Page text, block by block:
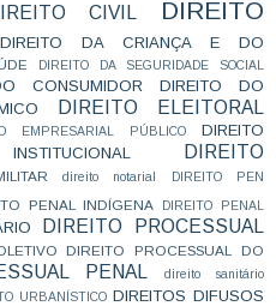
CIVIL
DIREITO
DIREITO DA CRIANÇA E DO
DIREITO DA SEGURIDADE SOCIAL
CONSUMIDOR
DIREITO DO
DIREITO ELEITORAL
EMPRESARIAL PÚBLICO
DIREITO
DIREITO
direito notarial DIREITO PEN
PENAL INDÍGENA
DIREITO PENAL
DIREITO PROCESSUAL
DIREITO PROCESSUAL DO
PENAL direito sanitário
URBANÍSTICO DIREITOS DIFUSOS